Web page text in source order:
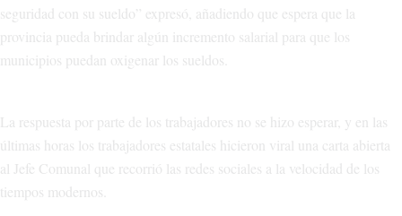
seguridad con su sueldo” expresó, añadiendo que espera que la
provincia pueda brindar algún incremento salarial para que los
municipios puedan oxigenar los sueldos.
La respuesta por parte de los trabajadores no se hizo esperar, y en las
últimas horas los trabajadores estatales hicieron viral una carta abierta
al Jefe Comunal que recorrió las redes sociales a la velocidad de los
tiempos modernos.